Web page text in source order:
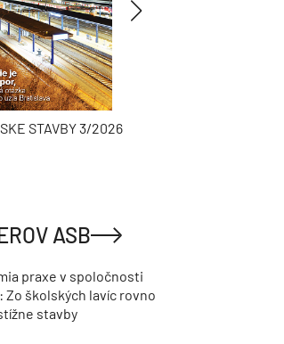
STAVBY 3/2026
ASB
praxe v spoločnosti
Zo školských lavíc rovno
stavby